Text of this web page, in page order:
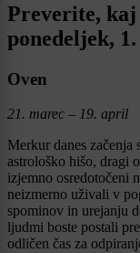
Preverite, kaj
ponedeljek,
Oven
21. marec – 19. april
Merkur danes začenja
astrološko hišo, dragi
izjemno osredotočeni
neizmerno uživali v
spominov in urejanju
ljudmi boste postali
odličen čas za